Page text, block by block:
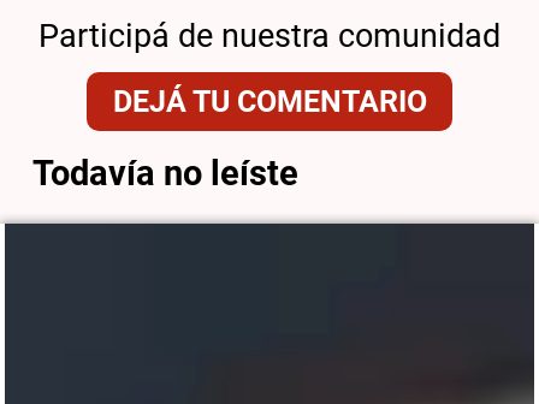
Participá de nuestra comunidad
DEJÁ TU COMENTARIO
Todavía no leíste